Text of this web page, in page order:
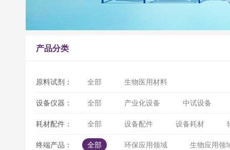
产品分类
原料试剂： 全部 生物医用材料
设备仪器： 全部 产业化设备 中试设备
耗材配件： 全部 设备配件 设备耗材
终端产品： 全部 环保应用领域 生物应用领